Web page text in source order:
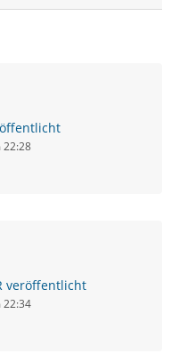
22:28
veröffentlicht
22:34